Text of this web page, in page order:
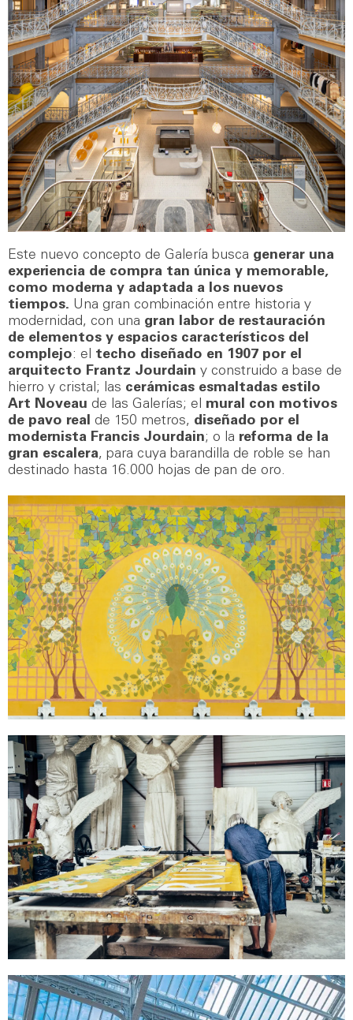
Este nuevo concepto de Galería busca generar una
experiencia de compra tan única y memorable,
como moderna y adaptada a los nuevos
tiempos. Una gran combinación entre historia y
modernidad, con una gran labor de restauración
de elementos y espacios característicos del
complejo: el techo diseñado en 1907 por el
arquitecto Frantz Jourdain y construido a base de
hierro y cristal; las cerámicas esmaltadas estilo
Art Noveau de las Galerías; el mural con motivos
de pavo real de 150 metros, diseñado por el
modernista Francis Jourdain; o la reforma de la
gran escalera, para cuya barandilla de roble se han
destinado hasta 16.000 hojas de pan de oro.